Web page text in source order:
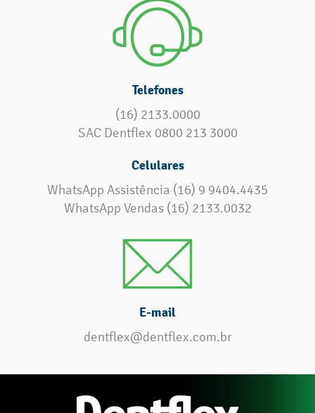
Telefones
(16) 2133.0000
SAC Dentflex 0800 213 3000
Celulares
WhatsApp Assistência (16) 9 9404.4435
WhatsApp Vendas (16) 2133.0032
E-mail
dentflex@dentflex.com.br